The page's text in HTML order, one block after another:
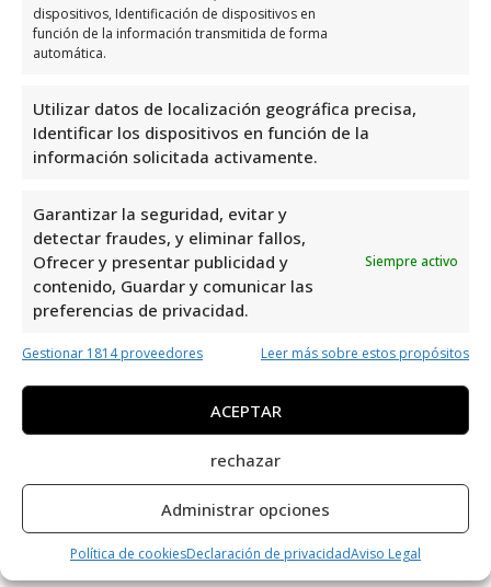
dispositivos, Identificación de dispositivos en
función de la información transmitida de forma
automática.
Utilizar datos de localización geográfica precisa,
Identificar los dispositivos en función de la
información solicitada activamente.
Garantizar la seguridad, evitar y
detectar fraudes, y eliminar fallos,
Ofrecer y presentar publicidad y
contenido, Guardar y comunicar las
preferencias de privacidad.
Siempre activo
Gestionar 1814 proveedores Leer más sobre estos propósitos
ACEPTAR
rechazar
Administrar opciones
Política de cookiesDeclaración de privacidadAviso Legal
Laboratorio Analisis Clinicos
Lunes
9:00 a 14:00
Martes
9:00 a 14:00
Miércoles
9:00 a 14:00
Viernes
9:00 a 14:00
Cerrado
Domingo
Cerrado
Opiniones y datos extra
sobre Laboratorio Analisis
Clinicos